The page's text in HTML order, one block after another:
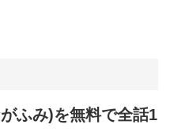
ふみ)を無料で全話1